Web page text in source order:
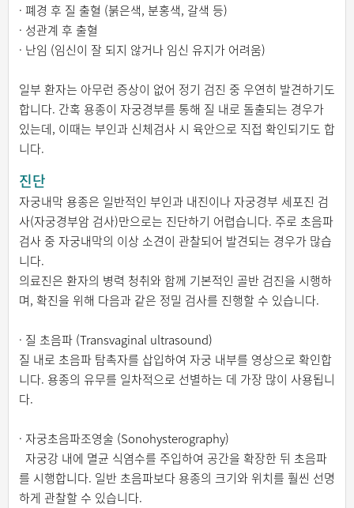
· 폐경 후 질 출혈 (붉은색, 분홍색, 갈색 등)
· 성관계 후 출혈
· 난임 (임신이 잘 되지 않거나 임신 유지가 어려움)
일부 환자는 아무런 증상이 없어 정기 검진 중 우연히 발견하기도
합니다. 간혹 용종이 자궁경부를 통해 질 내로 돌출되는 경우가
있는데, 이때는 부인과 신체검사 시 육안으로 직접 확인되기도 합
니다.
진단
자궁내막 용종은 일반적인 부인과 내진이나 자궁경부 세포진 검
사(자궁경부암 검사)만으로는 진단하기 어렵습니다. 주로 초음파
검사 중 자궁내막의 이상 소견이 관찰되어 발견되는 경우가 많습
니다.
의료진은 환자의 병력 청취와 함께 기본적인 골반 검진을 시행하
며, 확진을 위해 다음과 같은 정밀 검사를 진행할 수 있습니다.
· 질 초음파 (Transvaginal ultrasound)
질 내로 초음파 탐촉자를 삽입하여 자궁 내부를 영상으로 확인합
니다. 용종의 유무를 일차적으로 선별하는 데 가장 많이 사용됩니
다.
· 자궁초음파조영술 (Sonohysterography)
자궁강 내에 멸균 식염수를 주입하여 공간을 확장한 뒤 초음파
를 시행합니다. 일반 초음파보다 용종의 크기와 위치를 훨씬 선명
하게 관찰할 수 있습니다.